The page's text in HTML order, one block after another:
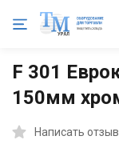
Главная
F 301
150мм
Написать отзыв